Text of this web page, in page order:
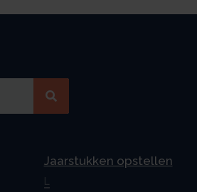
Jaarstukken opstellen